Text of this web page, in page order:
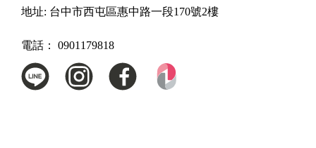
地址: 台中市西屯區惠中路一段170號2樓
電話： 0901179818